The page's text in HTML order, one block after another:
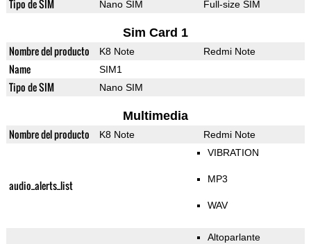
Tipo de SIM Nano SIM Full-size SIM
Sim Card 1
Nombre del producto K8 Note Redmi Note
Name SIM1
Tipo de SIM Nano SIM
Multimedia
Nombre del producto K8 Note Redmi Note
audio_alerts_list
VIBRATION
MP3
WAV
Altoparlante